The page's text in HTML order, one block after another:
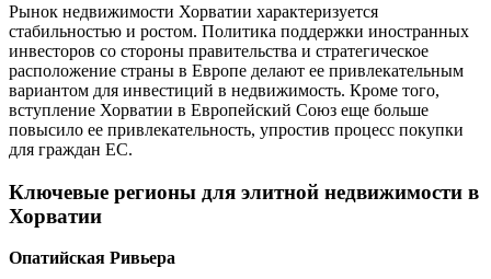
Рынок недвижимости Хорватии характеризуется
стабильностью и ростом. Политика поддержки иностранных
инвесторов со стороны правительства и стратегическое
расположение страны в Европе делают ее привлекательным
вариантом для инвестиций в недвижимость. Кроме того,
вступление Хорватии в Европейский Союз еще больше
повысило ее привлекательность, упростив процесс покупки
для граждан ЕС.
Ключевые регионы для элитной недвижимости в
Хорватии
Опатийская Ривьера